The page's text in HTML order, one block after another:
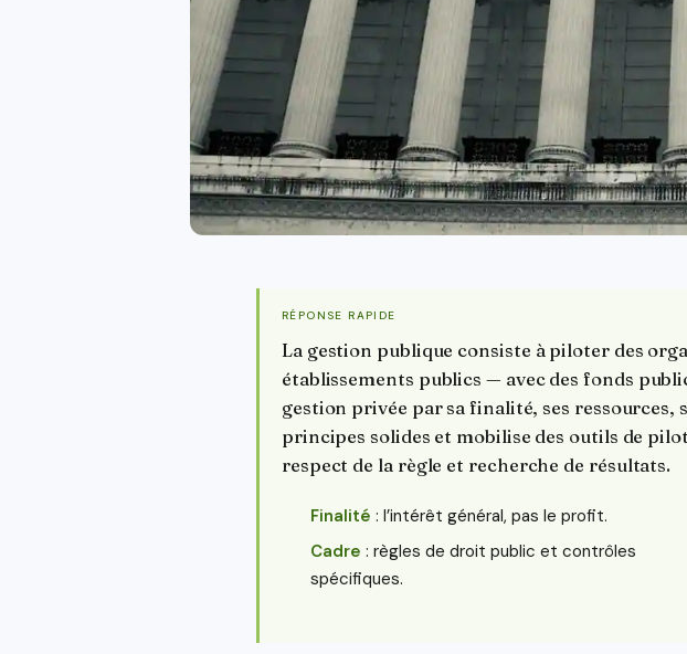
RÉPONSE RAPIDE
La gestion publique consiste à piloter des
établissements publics — avec des fonds
gestion privée par sa finalité, ses ressources,
principes solides et mobilise des outils de
respect de la règle et recherche de résultats.
Finalité : l’intérêt général, pas le profit.
Cadre : règles de droit public et contrôles
spécifiques.